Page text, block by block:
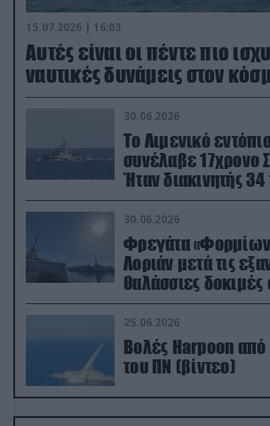
15.07.2026 | 16:03
Aυτές είναι οι πέντε πιο
ναυτικές δυνάμεις στον
30.06.2026
Το Λιμενικό
συνέλαβε 17χρονο
Ήταν διακινητής
μεταναστών
30.06.2026
Φρεγάτα
Λοριάν μετά τις
θαλάσσιες δοκιμές στον
απαιτητικό
25.06.2026
Βολές Harpoon από
του ΠΝ (βίντεο)